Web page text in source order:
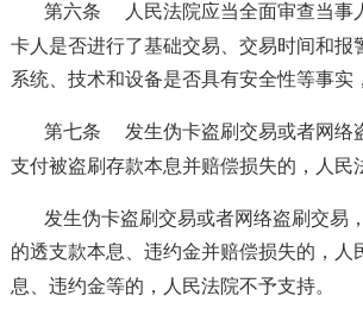
第六条
人民法院应当全面审查当
卡人是否进行了基础交易、交易时间和
系统、技术和设备是否具有安全性等事
第七条
发生伪卡盗刷交易或者网络
支付被盗刷存款本息并赔偿损失的，人民
发生伪卡盗刷交易或者网络盗刷交易
的透支款本息、违约金并赔偿损失的，人
息、违约金等的，人民法院不予支持。